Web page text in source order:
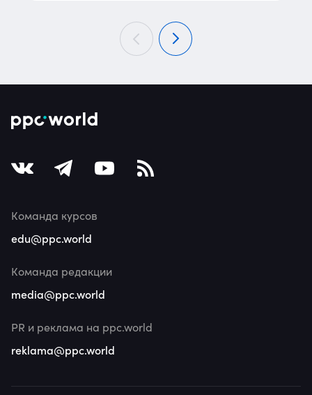
Команда курсов
edu@ppc.world
Команда редакции
media@ppc.world
PR и реклама на ppc.world
reklama@ppc.world